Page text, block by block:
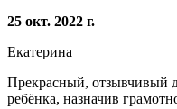
25 окт. 2022 г.
Екатерина
Прекрасный, отзывчивый
ребёнка, назначив